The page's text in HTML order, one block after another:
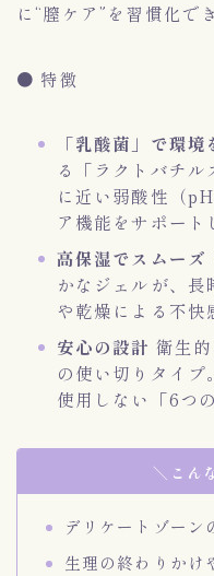
に“膣ケア”を習慣化で
● 特徴
「乳酸菌」で環境
る「ラクトバチ
に近い弱酸性（
ア機能をサポート
高保湿でスムーズ
かなジェルが、
や乾燥による不快
安心の設計 衛生
の使い切りタイ
使用しない「6つ
＼こん
デリケートゾーン
生理の終わりかけ